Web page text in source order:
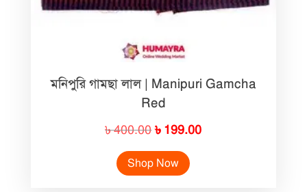
মনিপুরি গামছা লাল | Manipuri Gamcha
Red
৳400.00Original
price
was:
৳ 199.00Current
Shop Now